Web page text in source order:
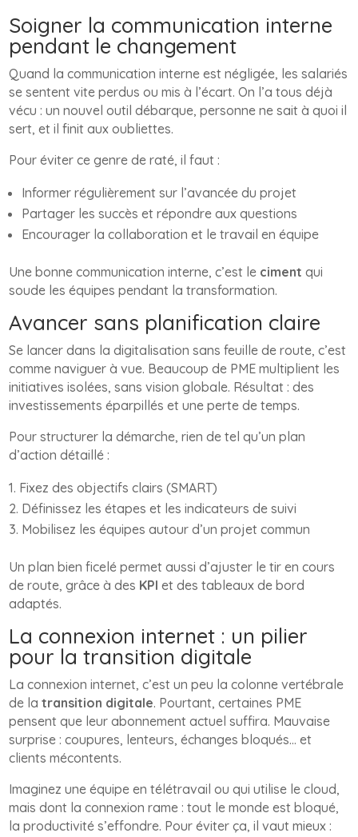
Soigner la communication interne
pendant le changement
Quand la communication interne est négligée, les salariés
se sentent vite perdus ou mis à l’écart. On l’a tous déjà
vécu : un nouvel outil débarque, personne ne sait à quoi il
sert, et il finit aux oubliettes.
Pour éviter ce genre de raté, il faut :
Informer régulièrement sur l’avancée du projet
Partager les succès et répondre aux questions
Encourager la collaboration et le travail en équipe
Une bonne communication interne, c’est le ciment qui
soude les équipes pendant la transformation.
Avancer sans planification claire
Se lancer dans la digitalisation sans feuille de route, c’est
comme naviguer à vue. Beaucoup de PME multiplient les
initiatives isolées, sans vision globale. Résultat : des
investissements éparpillés et une perte de temps.
Pour structurer la démarche, rien de tel qu’un plan
d’action détaillé :
Fixez des objectifs clairs (SMART)
Définissez les étapes et les indicateurs de suivi
Mobilisez les équipes autour d’un projet commun
Un plan bien ficelé permet aussi d’ajuster le tir en cours
de route, grâce à des KPI et des tableaux de bord
adaptés.
La connexion internet : un pilier
pour la transition digitale
La connexion internet, c’est un peu la colonne vertébrale
de latransition digitale. Pourtant, certaines PME
pensent que leur abonnement actuel suffira. Mauvaise
surprise : coupures, lenteurs, échanges bloqués… et
clients mécontents.
Imaginez une équipe en télétravail ou qui utilise le cloud,
mais dont la connexion rame : tout le monde est bloqué,
la productivité s’effondre. Pour éviter ça, il vaut mieux :